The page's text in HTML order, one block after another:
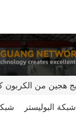
English
هجين من الكربون
شبكة البوليستر